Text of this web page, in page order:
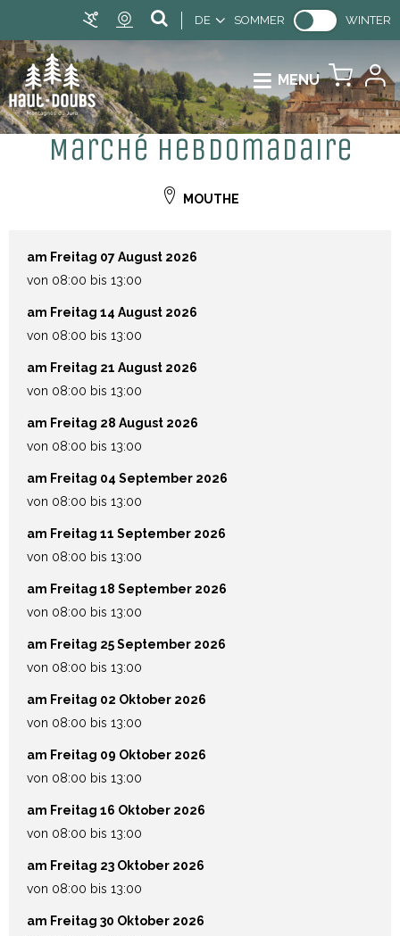
DE SOMMER WINTER
MENU
Marché hebdomadaire
MOUTHE
am Freitag 07 August 2026
von 08:00 bis 13:00
am Freitag 14 August 2026
von 08:00 bis 13:00
am Freitag 21 August 2026
von 08:00 bis 13:00
am Freitag 28 August 2026
von 08:00 bis 13:00
am Freitag 04 September 2026
von 08:00 bis 13:00
am Freitag 11 September 2026
von 08:00 bis 13:00
am Freitag 18 September 2026
von 08:00 bis 13:00
am Freitag 25 September 2026
von 08:00 bis 13:00
am Freitag 02 Oktober 2026
von 08:00 bis 13:00
am Freitag 09 Oktober 2026
von 08:00 bis 13:00
am Freitag 16 Oktober 2026
von 08:00 bis 13:00
am Freitag 23 Oktober 2026
von 08:00 bis 13:00
am Freitag 30 Oktober 2026